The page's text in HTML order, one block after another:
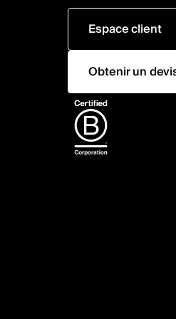
Espace client
Obtenir un